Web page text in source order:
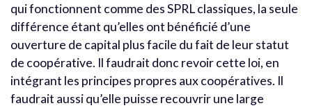
qui fonctionnent comme des SPRL classiques, la seule
différence étant qu’elles ont bénéficié d’une
ouverture de capital plus facile du fait de leur statut
de coopérative. Il faudrait donc revoir cette loi, en
intégrant les principes propres aux coopératives. Il
faudrait aussi qu’elle puisse recouvrir une large